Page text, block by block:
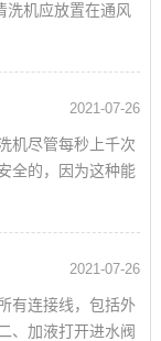
机应放置在通风
2021-07-26
机尽管每秒上千次
全的，因为这种能
2021-07-26
有连接线，包括外
、加液打开进水阀